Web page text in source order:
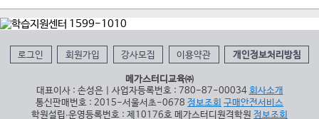
로그인 회원가입 강사모집 이용약관 개인정보처리방침
메가스터디교육㈜
대표이사 : 손성은 | 사업자등록번호 : 780-87-00034 회사소개
통신판매번호 : 2015-서울서초-0678 정보조회 구매안전서비스
학원설립∙운영등록번호 : 제10176호 메가스터디원격학원 정보조회